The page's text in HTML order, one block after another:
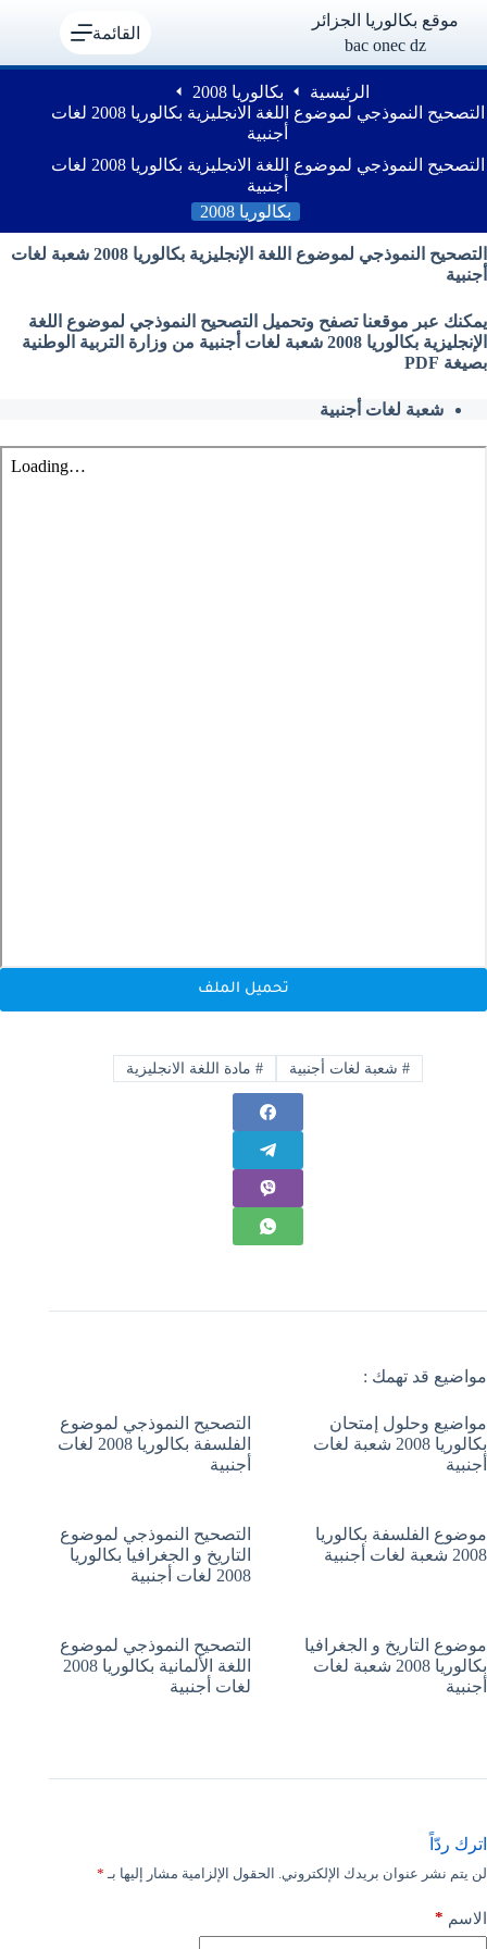
موقع بكالوريا الجزائر
bac onec dz
القائمة
الرئيسية
بكالوريا 2008
التصحيح النموذجي لموضوع اللغة الانجليزية بكالوريا 2008 لغات
أجنبية
التصحيح النموذجي لموضوع اللغة الانجليزية بكالوريا 2008 لغات
أجنبية
بكالوريا 2008
التصحيح النموذجي لموضوع اللغة الإنجليزية بكالوريا 2008 شعبة لغات
أجنبية
يمكنك عبر موقعنا تصفح وتحميل التصحيح النموذجي لموضوع اللغة
الإنجليزية بكالوريا 2008 شعبة لغات أجنبية من وزارة التربية الوطنية
بصيغة PDF
شعبة لغات أجنبية
تحميل الملف
# شعبة لغات أجنبية #مادة اللغة الانجليزية
مواضيع قد تهمك :
مواضيع وحلول إمتحان
بكالوريا 2008 شعبة لغات
أجنبية
التصحيح النموذجي لموضوع
الفلسفة بكالوريا 2008 لغات
أجنبية
موضوع الفلسفة بكالوريا
2008 شعبة لغات أجنبية
التصحيح النموذجي لموضوع
التاريخ و الجغرافيا بكالوريا
2008 لغات أجنبية
موضوع التاريخ و الجغرافيا
بكالوريا 2008 شعبة لغات
أجنبية
التصحيح النموذجي لموضوع
اللغة الألمانية بكالوريا 2008
لغات أجنبية
اترك ردّاً
لن يتم نشر عنوان بريدك الإلكتروني. الحقول الإلزامية مشار إليها بـ *
الاسم *